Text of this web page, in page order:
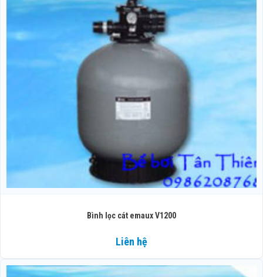
Bình lọc cát emaux V1200
Liên hệ